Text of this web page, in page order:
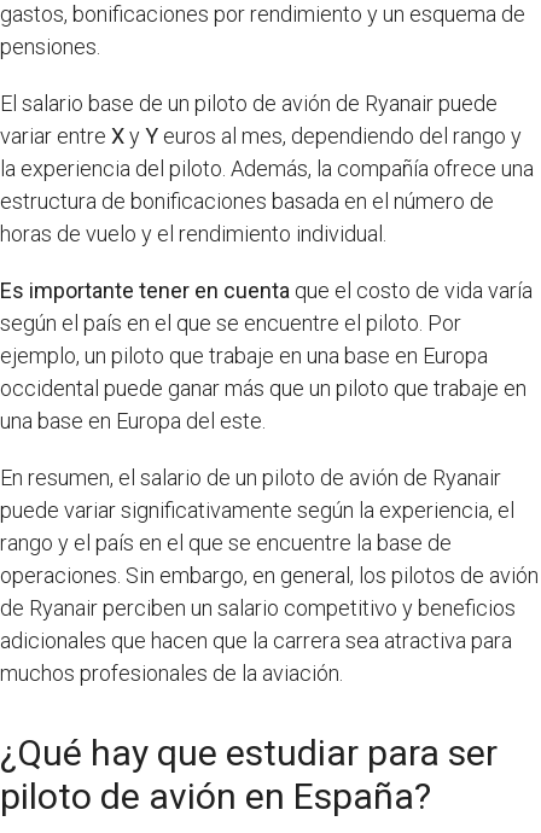
gastos, bonificaciones por rendimiento y un esquema de
pensiones.
El salario base de un piloto de avión de Ryanair puede
variar entre XyY euros al mes, dependiendo del rango y
la experiencia del piloto. Además, la compañía ofrece una
estructura de bonificaciones basada en el número de
horas de vuelo y el rendimiento individual.
Es importante tener en cuenta que el costo de vida varía
según el país en el que se encuentre el piloto. Por
ejemplo, un piloto que trabaje en una base en Europa
occidental puede ganar más que un piloto que trabaje en
una base en Europa del este.
En resumen, el salario de un piloto de avión de Ryanair
puede variar significativamente según la experiencia, el
rango y el país en el que se encuentre la base de
operaciones. Sin embargo, en general, los pilotos de avión
de Ryanair perciben un salario competitivo y beneficios
adicionales que hacen que la carrera sea atractiva para
muchos profesionales de la aviación.
¿Qué hay que estudiar para ser
piloto de avión en España?